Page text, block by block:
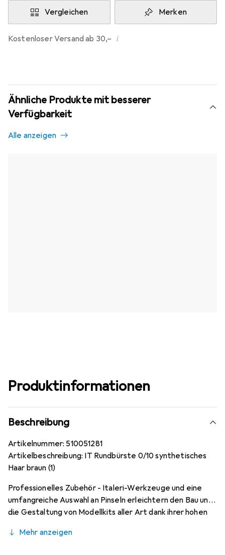
Vergleichen Merken
Kostenloser Versand ab 30,– i
Ähnliche Produkte mit besserer
Verfügbarkeit
Alle anzeigen
Produktinformationen
Beschreibung
Artikelnummer: 510051281
Artikelbeschreibung: IT Rundbürste 0/10 synthetisches
Haar braun (1)
Professionelles Zubehör - Italeri-Werkzeuge und eine
umfangreiche Auswahl an Pinseln erleichtern den Bau und
die Gestaltung von Modellkits aller Art dank ihrer hohen
Spitzpinsel oder präzise Helfer wie Seitenschneider,
Mehr anzeigen